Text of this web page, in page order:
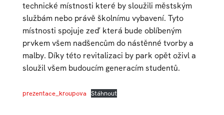
technické místnosti které by sloužili městským
službám nebo právě školnímu vybavení. Tyto
místnosti spojuje zeď která bude oblíbeným
prvkem všem nadšencům do nástěnné tvorby a
malby. Díky této revitalizaci by park opět oživl a
sloužil všem budoucím generacím studentů.
prezentace_kroupova Stáhnout